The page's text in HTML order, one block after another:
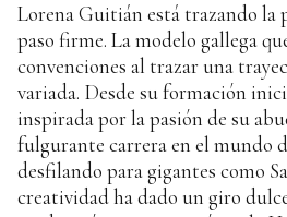
Lorena Guitián está trazando la
paso firme. La modelo gallega
convenciones al trazar una
variada. Desde su formación
inspirada por la pasión de su
fulgurante carrera en el mundo
desfilando para gigantes como
creatividad ha dado un giro